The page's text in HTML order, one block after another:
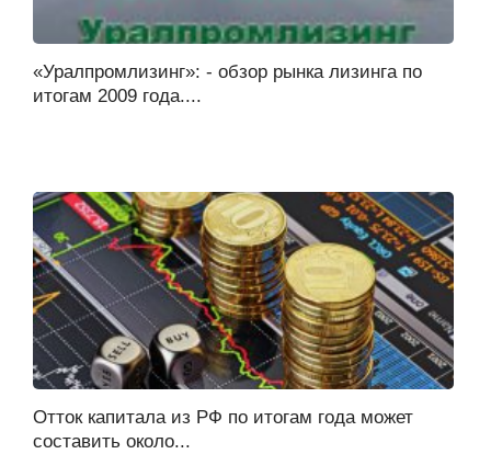
«Уралпромлизинг»: - обзор рынка лизинга по
итогам 2009 года....
Отток капитала из РФ по итогам года может
составить около...